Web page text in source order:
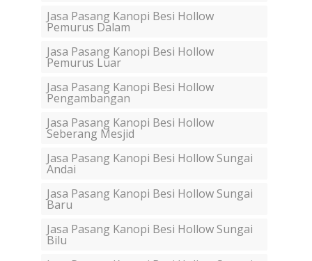
Jasa Pasang Kanopi Besi Hollow
Pemurus Dalam
Jasa Pasang Kanopi Besi Hollow
Pemurus Luar
Jasa Pasang Kanopi Besi Hollow
Pengambangan
Jasa Pasang Kanopi Besi Hollow
Seberang Mesjid
Jasa Pasang Kanopi Besi Hollow Sungai
Andai
Jasa Pasang Kanopi Besi Hollow Sungai
Baru
Jasa Pasang Kanopi Besi Hollow Sungai
Bilu